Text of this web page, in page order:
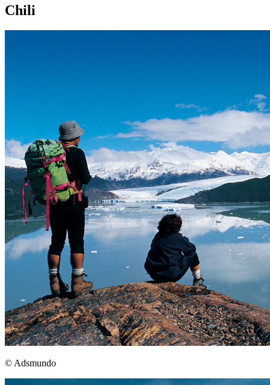
Chili
© Adsmundo